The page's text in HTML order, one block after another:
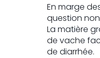
En marge
question
La matière
de vache
de diarrhée.